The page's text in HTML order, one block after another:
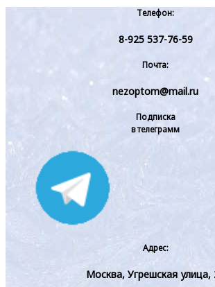
Телефон:
8-925 537-76-59
Почта:
nezoptom@mail.ru
Подписка
в телеграмм
Адрес:
Москва, Угрешская улица,